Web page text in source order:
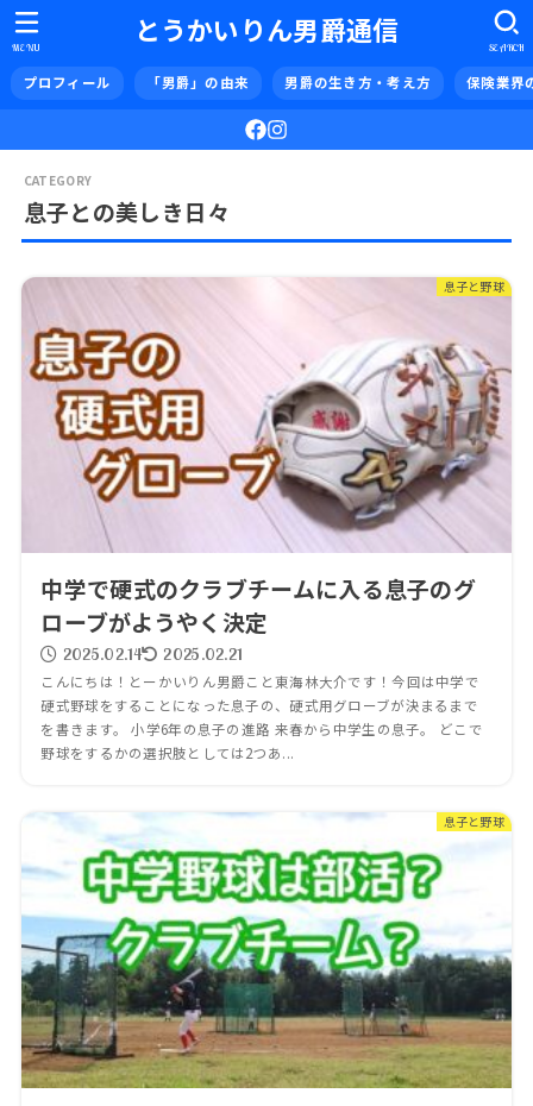
とうかいりん男爵通信
プロフィール 「男爵」の由来 男爵の生き方・考え方 保険業界
SEARCH
MENU
息子との美しき日々
息子と野球
中学で硬式のクラブチームに入る息子のグ
ローブがようやく決定
2025.02.14 2025.02.21
こんにちは！とーかいりん男爵こと東海林大介です！今回は中学で
硬式野球をすることになった息子の、硬式用グローブが決まるまで
を書きます。 小学6年の息子の進路 来春から中学生の息子。 どこで
野球をするかの選択肢としては2つあ...
息子と野球